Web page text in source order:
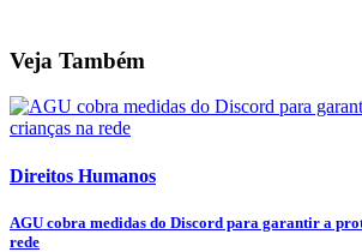
Veja Também
Direitos Humanos
AGU cobra medidas do Discord para garantir a
rede